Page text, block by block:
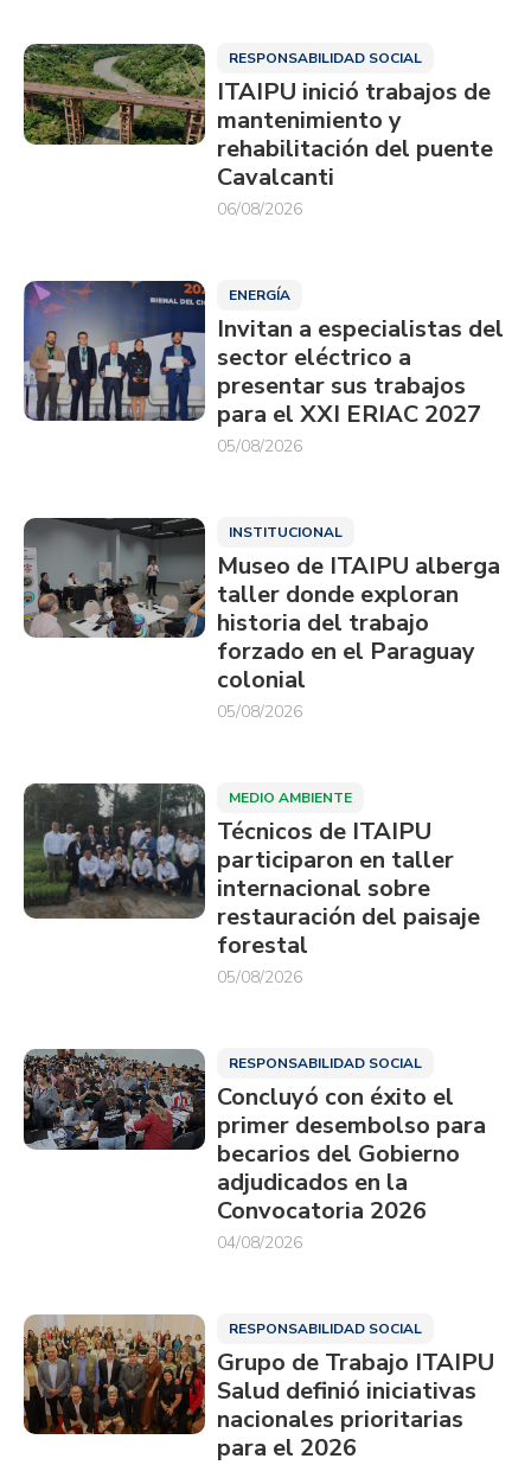
RESPONSABILIDAD SOCIAL
ITAIPU inició trabajos de
mantenimiento y
rehabilitación del puente
Cavalcanti
06/08/2026
ENERGÍA
Invitan a especialistas del
sector eléctrico a
presentar sus trabajos
para el XXI ERIAC 2027
05/08/2026
INSTITUCIONAL
Museo de ITAIPU alberga
taller donde exploran
historia del trabajo
forzado en el Paraguay
colonial
05/08/2026
MEDIO AMBIENTE
Técnicos de ITAIPU
participaron en taller
internacional sobre
restauración del paisaje
forestal
05/08/2026
RESPONSABILIDAD SOCIAL
Concluyó con éxito el
primer desembolso para
becarios del Gobierno
adjudicados en la
Convocatoria 2026
04/08/2026
RESPONSABILIDAD SOCIAL
Grupo de Trabajo ITAIPU
Salud definió iniciativas
nacionales prioritarias
para el 2026